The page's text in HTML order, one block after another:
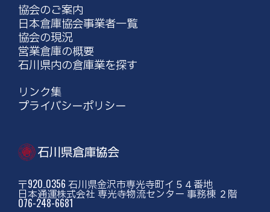
協会のご案内
日本倉庫協会事業者一覧
協会の現況
営業倉庫の概要
石川県内の倉庫業を探す
リンク集
プライバシーポリシー
〒920₋0356 石川県金沢市専光寺町イ５４番地
日本通運株式会社 専光寺物流センター 事務棟 ２階
076-248-6681